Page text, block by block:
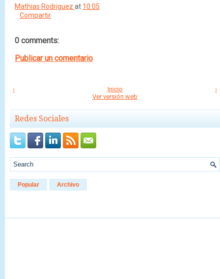
Mathias Rodriguez at 10:05
Compartir
0 comments:
Publicar un comentario
‹ ›
Inicio
Ver versión web
Redes Sociales
Popular Archivo